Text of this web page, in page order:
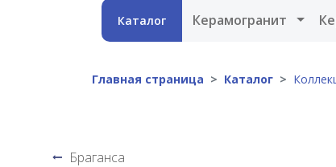
Каталог Керамогранит
Главная страница Каталог
Браганса